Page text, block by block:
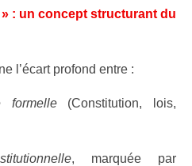
: un concept structurant du
l’écart profond entre :
formelle(Constitution, lois,
, marquée par